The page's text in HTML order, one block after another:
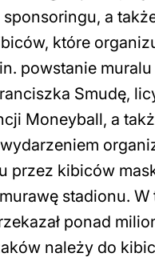
a
które
powstanie
Smudę,
Moneyball, a
przez kibiców
stadionu. W
ponad
należy do